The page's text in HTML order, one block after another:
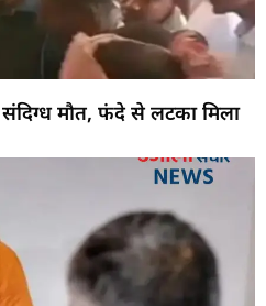
मौत, फंदे से लटका मिला